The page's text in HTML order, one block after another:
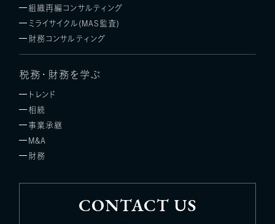
組織再編コンサルティング
ミライサイクル(MAS監査)
財務コンサルティング
税務・財務を学ぶ
トレンド
相続
事業承継
M&A
財務
CONTACT US